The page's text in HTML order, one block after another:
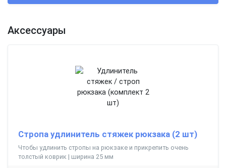
Аксессуары
Стропа удлинитель стяжек рюкзака (2 шт)
Чтобы удлинить стропы на рюкзаке и прикрепить очень
толстый коврик | ширина 25 мм